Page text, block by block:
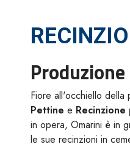
Fiore all'occhiello della
Pettine e
in opera, Omarini è in
le sue recinzioni in